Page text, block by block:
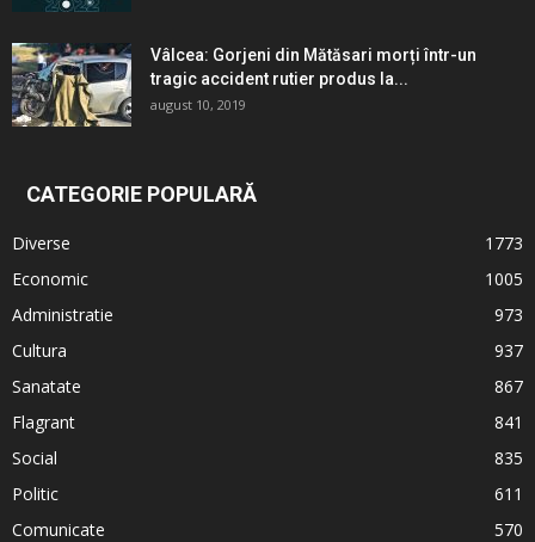
Vâlcea: Gorjeni din Mătăsari morți într-un
tragic accident rutier produs la...
august 10, 2019
CATEGORIE POPULARĂ
Diverse
1773
Economic
1005
Administratie
973
Cultura
937
Sanatate
867
Flagrant
841
Social
835
Politic
611
Comunicate
570